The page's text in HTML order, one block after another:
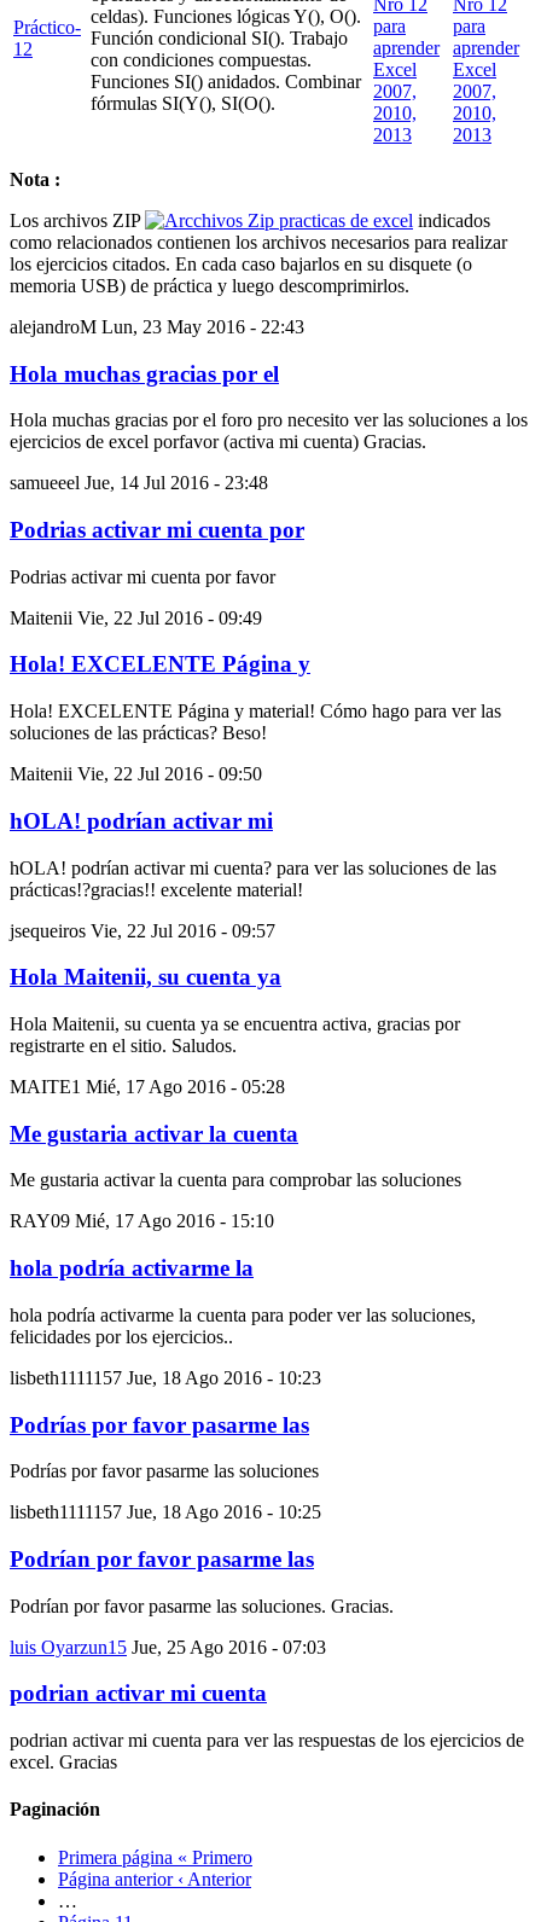
Práctico-
12
celdas). Funciones lógicas Y(), O().
Función condicional SI(). Trabajo
con condiciones compuestas.
Funciones SI() anidados. Combinar
fórmulas SI(Y(), SI(O().
Nota :
Los archivos ZIP
indicados
como relacionados contienen los archivos necesarios para realizar
los ejercicios citados. En cada caso bajarlos en su disquete (o
memoria USB) de práctica y luego descomprimirlos.
alejandroM Lun, 23 May 2016 - 22:43
Hola muchas gracias por el
Hola muchas gracias por el foro pro necesito ver las soluciones a los
ejercicios de excel porfavor (activa mi cuenta) Gracias.
samueeel Jue, 14 Jul 2016 - 23:48
Podrias activar mi cuenta por
Podrias activar mi cuenta por favor
Maitenii Vie, 22 Jul 2016 - 09:49
Hola! EXCELENTE Página y
Hola! EXCELENTE Página y material! Cómo hago para ver las
soluciones de las prácticas? Beso!
Maitenii Vie, 22 Jul 2016 - 09:50
hOLA! podrían activar mi
hOLA! podrían activar mi cuenta? para ver las soluciones de las
prácticas!?gracias!! excelente material!
jsequeiros Vie, 22 Jul 2016 - 09:57
Hola Maitenii, su cuenta ya
Hola Maitenii, su cuenta ya se encuentra activa, gracias por
registrarte en el sitio. Saludos.
MAITE1 Mié, 17 Ago 2016 - 05:28
Me gustaria activar la cuenta
Me gustaria activar la cuenta para comprobar las soluciones
RAY09 Mié, 17 Ago 2016 - 15:10
hola podría activarme la
hola podría activarme la cuenta para poder ver las soluciones,
felicidades por los ejercicios..
lisbeth1111157 Jue, 18 Ago 2016 - 10:23
Podrías por favor pasarme las
Podrías por favor pasarme las soluciones
lisbeth1111157 Jue, 18 Ago 2016 - 10:25
Podrían por favor pasarme las
Podrían por favor pasarme las soluciones. Gracias.
luis Oyarzun15 Jue, 25 Ago 2016 - 07:03
podrian activar mi cuenta
podrian activar mi cuenta para ver las respuestas de los ejercicios de
excel. Gracias
Paginación
Primera página « Primero
Página anterior ‹ Anterior
…